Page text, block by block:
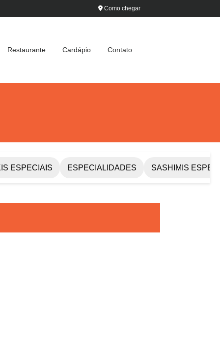
Como chegar
Restaurante Cardápio Contato
ESPECIAIS ESPECIALIDADES SASHIMIS